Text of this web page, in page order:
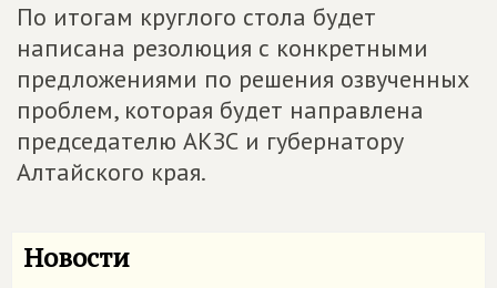
По итогам круглого стола будет
написана резолюция с конкретными
предложениями по решения озвученных
проблем, которая будет направлена
председателю АКЗС и губернатору
Алтайского края.
Новости